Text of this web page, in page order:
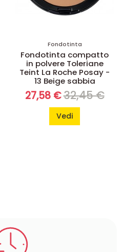
Fondotinta
Fondotinta compatto
in polvere Toleriane
Teint La Roche Posay -
13 Beige sabbia
27,58 €32,45 €
Vedi